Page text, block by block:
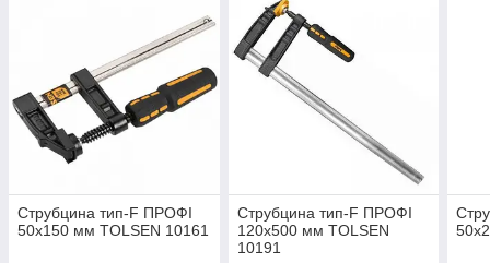
Струбцина тип-F ПРОФІ
50х150 мм TOLSEN 10161
Струбцина тип-F ПРОФІ
120х500 мм TOLSEN
10191